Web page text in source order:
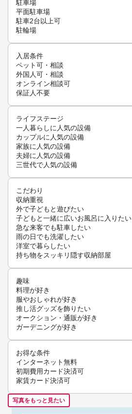
駐車場
平面駐車場
駐車2台以上可
駐輪場
入居条件
ペット可・相談
外国人可・相談
オンライン相談可
保証人不要
ライフステージ
一人暮らしに人気の設備
カップルに人気の設備
家族に人気の設備
夫婦に人気の設備
三世代で人気の設備
こだわり
収納重視
外で子どもと遊びたい
子どもと一緒に広いお風呂に入りたい
急な来客でも駐車したい
雨の日でも洗濯したい
洋室で暮らしたい
持ち物をスッキリ隠す収納部屋
趣味
料理が好き
服やおしゃれが好き
推し活グッズを飾りたい
オークション・通販が好き
ガーデニングが好き
お得な条件
インターネット無料
初期費用カード決済可
家賃カード決済可
写真をもっと見たい